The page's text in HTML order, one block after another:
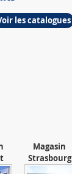
les catalogues
Magasin
Strasbourg